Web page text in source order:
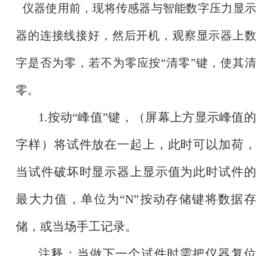
仪器使用前，现将传感器与智能数字压力显示
器的连接线接好，然后开机，观察显示器上数
字是否为零，若不为零应按“清零”键，使其清
零。
1.按动“峰值”键，（屏幕上方显示峰值的
字样）将试件放在一起上，此时可以加荷，
当试件破坏时显示器上显示值为此时试件的
最大力值，单位为“N”按动存储键将数据存
储，或当场手工记录。